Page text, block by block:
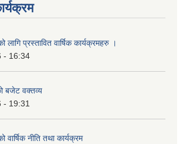
प्रस्तावित वार्षिक कार्यक्रमहरु ।
- 16:34
बजेट वक्तव्य
- 19:31
नीति तथा कार्यक्रम